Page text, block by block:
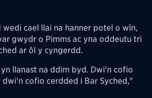
cael llai na hanner potel o wîn,
gwydr o Pimms ac yna oddeutu tri
ar ôl y cyngerdd.
llanast na ddim byd. Dwi'n cofio
cofio cerdded i Bar Syched,"